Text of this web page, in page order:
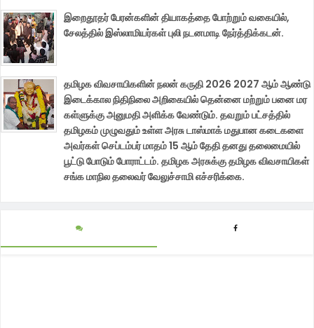
இறைதூதர் பேரன்களின் தியாகத்தை போற்றும் வகையில்,
சேலத்தில் இஸ்லாமியர்கள் புலி நடனமாடி நேர்த்திக்கடன்.
தமிழக விவசாயிகளின் நலன் கருதி 2026 2027 ஆம் ஆண்டு
இடைக்கால நிதிநிலை அறிகையில் தென்னை மற்றும் பனை மர
கள்ளுக்கு அனுமதி அளிக்க வேண்டும். தவறும் பட்சத்தில்
தமிழகம் முழுவதும் உள்ள அரசு டாஸ்மாக் மதுபான கடைகளை
அவர்கள் செப்டம்பர் மாதம் 15 ஆம் தேதி தனது தலைமையில்
பூட்டு போடும் போராட்டம். தமிழக அரசுக்கு தமிழக விவசாயிகள்
சங்க மாநில தலைவர் வேலுச்சாமி எச்சரிக்கை.